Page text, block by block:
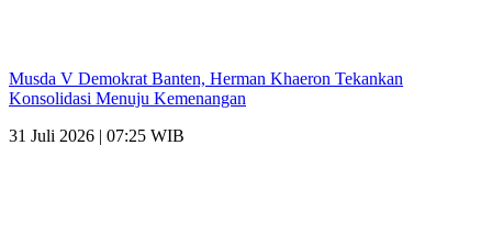
Musda V Demokrat Banten, Herman Khaeron Tekankan
Konsolidasi Menuju Kemenangan
31 Juli 2026 | 07:25 WIB